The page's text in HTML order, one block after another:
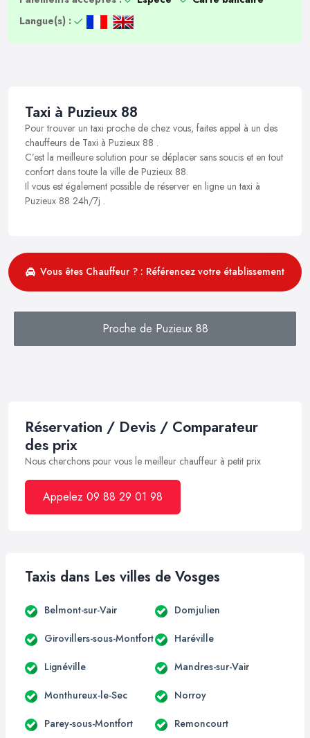
Langue(s) :
Taxi à Puzieux 88
Pour trouver un taxi proche de chez vous, faites appel à un des
chauffeurs de Taxi à Puzieux 88 .
C’est la meilleure solution pour se déplacer sans soucis et en tout
confort dans toute la ville de Puzieux 88.
Il vous est également possible de réserver en ligne un taxi à
Puzieux 88 24h/7j .
Vous êtes Chauffeur ? : Référencez votre établissement
Proche de Puzieux 88
Réservation / Devis / Comparateur
des prix
Nous cherchons pour vous le meilleur chauffeur à petit prix
Appelez 09 88 29 01 98
Taxis dans Les villes de Vosges
Belmont-sur-Vair Domjulien
Girovillers-sous-Montfort Haréville
Lignéville Mandres-sur-Vair
Monthureux-le-Sec Norroy
Parey-sous-Montfort Remoncourt